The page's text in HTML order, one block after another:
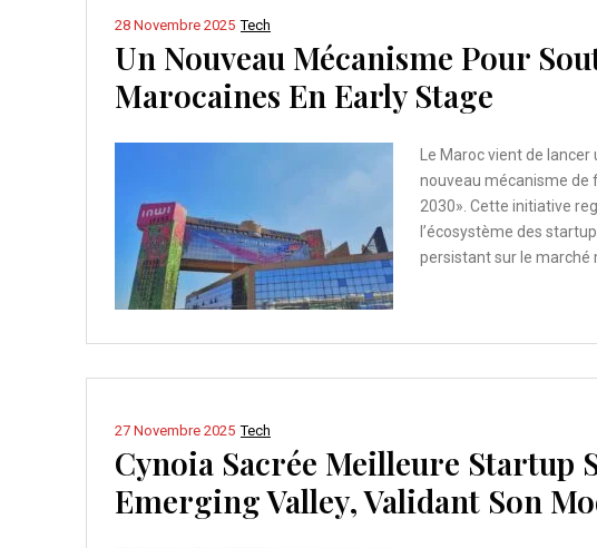
Tech
28 Novembre 2025
Un Nouveau Mécanisme Pour
Marocaines En Early Stage
Le Maroc vient de
nouveau mécanisme de
2030». Cette initiative
l’écosystème des
persistant sur le marché
Tech
27 Novembre 2025
Cynoia Sacrée Meilleure Startup
Emerging Valley, Validant Son